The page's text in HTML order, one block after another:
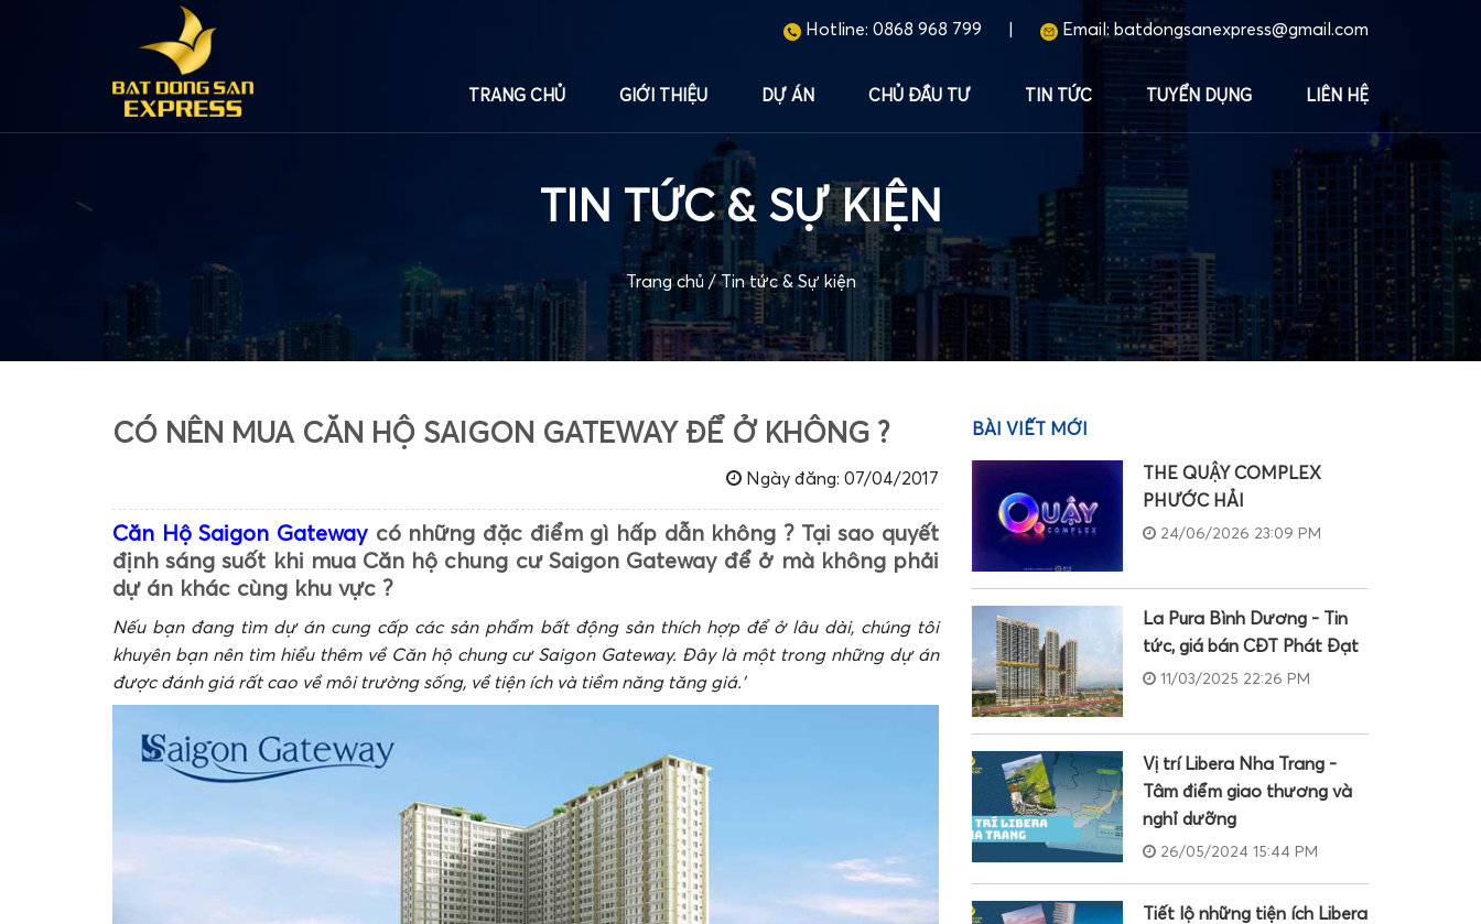
Hotline: 0868 968 799 Email: batdongsanexpress@gmail.com
TRANG CHỦ GIỚI THIỆU DỰ ÁN CHỦ ĐẦU TƯ TIN TỨC TUYỂN DỤNG LIÊN HỆ
TIN TỨC & SỰ KIỆN
Trang chủ /Tin tức & Sự kiện
CÓ NÊN MUA CĂN HỘ SAIGON GATEWAY ĐỂ Ở KHÔNG ?
Ngày đăng: 07/04/2017
Căn Hộ Saigon Gateway có những đặc điểm gì hấp dẫn không ? Tại sao quyết
định sáng suốt khi mua Căn hộ chung cư Saigon Gateway để ở mà không phải
dự án khác cùng khu vực ?
Nếu bạn đang tìm dự án cung cấp các sản phẩm bất động sản thích hợp để ở lâu dài, chúng tôi
khuyên bạn nên tìm hiểu thêm về Căn hộ chung cư Saigon Gateway. Đây là một trong những dự án
được đánh giá rất cao về môi trường sống, về tiện ích và tiềm năng tăng giá.’
BÀI VIẾT MỚI
THE QUẬY COMPLEX
PHƯỚC HẢI
24/06/2026 23:09 PM
La Pura Bình Dương - Tin
tức, giá bán CĐT Phát Đạt
11/03/2025 22:26 PM
Vị trí Libera Nha Trang -
Tâm điểm giao thương và
nghỉ dưỡng
26/05/2024 15:44 PM
Tiết lộ những tiện ích Libera